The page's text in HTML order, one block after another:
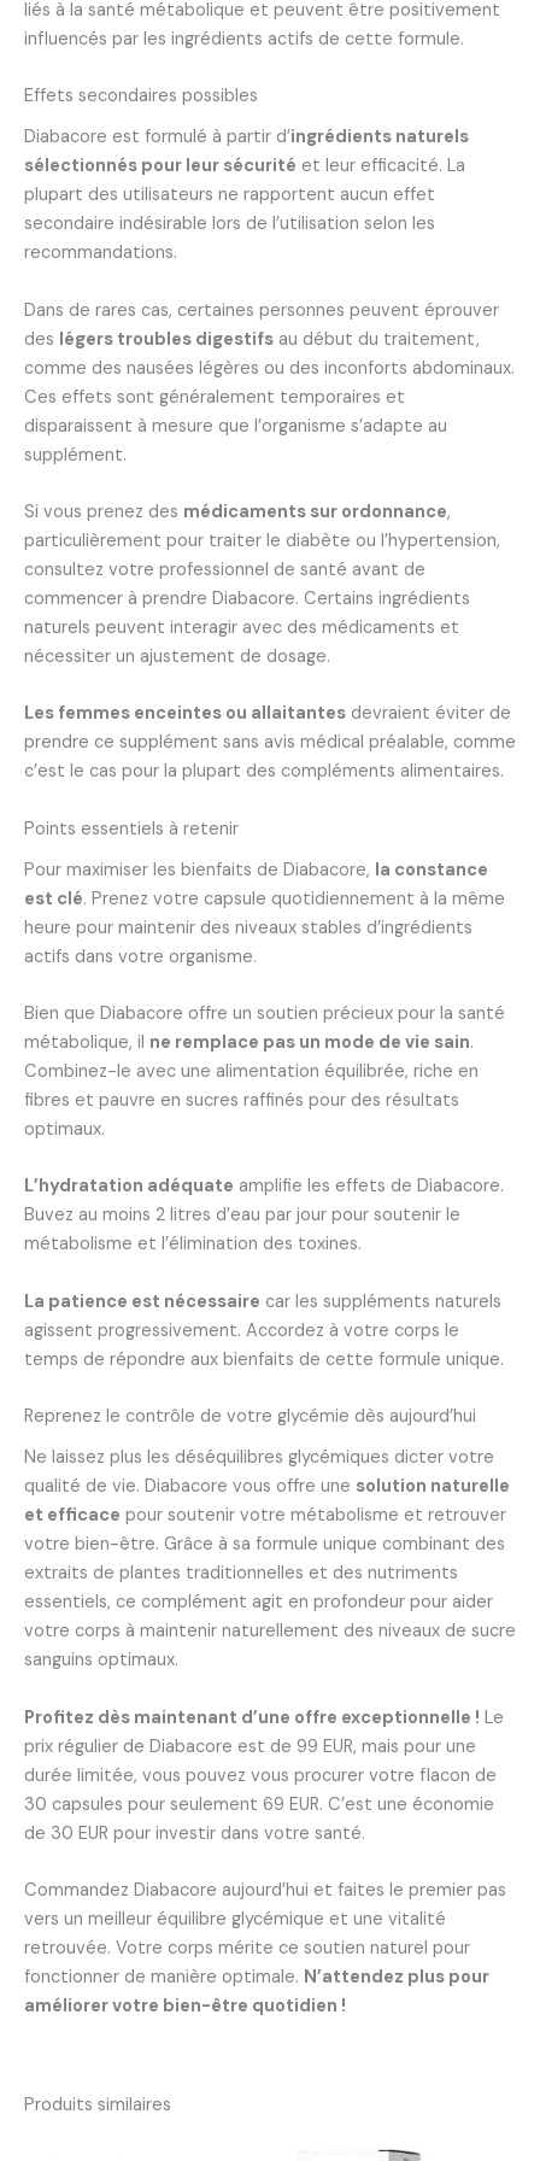
liés à la santé métabolique et peuvent être positivement
influencés par les ingrédients actifs de cette formule.
Effets secondaires possibles
Diabacore est formulé à partir d’ingrédients naturels
sélectionnés pour leur sécurité et leur efficacité. La
plupart des utilisateurs ne rapportent aucun effet
secondaire indésirable lors de l’utilisation selon les
recommandations.
Dans de rares cas, certaines personnes peuvent éprouver
des légers troubles digestifs au début du traitement,
comme des nausées légères ou des inconforts abdominaux.
Ces effets sont généralement temporaires et
disparaissent à mesure que l’organisme s’adapte au
supplément.
Si vous prenez des médicaments sur ordonnance,
particulièrement pour traiter le diabète ou l’hypertension,
consultez votre professionnel de santé avant de
commencer à prendre Diabacore. Certains ingrédients
naturels peuvent interagir avec des médicaments et
nécessiter un ajustement de dosage.
Les femmes enceintes ou allaitantes devraient éviter de
prendre ce supplément sans avis médical préalable, comme
c’est le cas pour la plupart des compléments alimentaires.
Points essentiels à retenir
Pour maximiser les bienfaits de Diabacore, la constance
est clé. Prenez votre capsule quotidiennement à la même
heure pour maintenir des niveaux stables d’ingrédients
actifs dans votre organisme.
Bien que Diabacore offre un soutien précieux pour la santé
métabolique, il ne remplace pas un mode de vie sain.
Combinez-le avec une alimentation équilibrée, riche en
fibres et pauvre en sucres raffinés pour des résultats
optimaux.
L’hydratation adéquate amplifie les effets de Diabacore.
Buvez au moins 2 litres d’eau par jour pour soutenir le
métabolisme et l’élimination des toxines.
La patience est nécessaire car les suppléments naturels
agissent progressivement. Accordez à votre corps le
temps de répondre aux bienfaits de cette formule unique.
Reprenez le contrôle de votre glycémie dès aujourd’hui
Ne laissez plus les déséquilibres glycémiques dicter votre
qualité de vie. Diabacore vous offre une solution naturelle
et efficace pour soutenir votre métabolisme et retrouver
votre bien-être. Grâce à sa formule unique combinant des
extraits de plantes traditionnelles et des nutriments
essentiels, ce complément agit en profondeur pour aider
votre corps à maintenir naturellement des niveaux de sucre
sanguins optimaux.
Profitez dès maintenant d’une offre exceptionnelle ! Le
prix régulier de Diabacore est de 99 EUR, mais pour une
durée limitée, vous pouvez vous procurer votre flacon de
30 capsules pour seulement 69 EUR. C’est une économie
de 30 EUR pour investir dans votre santé.
Commandez Diabacore aujourd’hui et faites le premier pas
vers un meilleur équilibre glycémique et une vitalité
retrouvée. Votre corps mérite ce soutien naturel pour
fonctionner de manière optimale. N’attendez plus pour
améliorer votre bien-être quotidien !
Produits similaires